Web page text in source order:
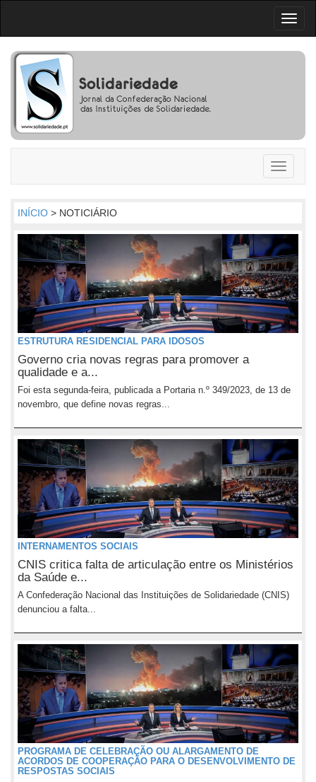
Toggle
INÍCIO > NOTICIÁRIO
ESTRUTURA RESIDENCIAL PARA IDOSOS
Governo cria novas regras para promover a
qualidade e a...
Foi esta segunda-feira, publicada a Portaria n.º 349/2023, de 13 de
novembro, que define novas regras...
INTERNAMENTOS SOCIAIS
CNIS critica falta de articulação entre os Ministérios
da Saúde e...
A Confederação Nacional das Instituições de Solidariedade (CNIS)
denunciou a falta...
PROGRAMA DE CELEBRAÇÃO OU ALARGAMENTO DE
ACORDOS DE COOPERAÇÃO PARA O DESENVOLVIMENTO DE
RESPOSTAS SOCIAIS